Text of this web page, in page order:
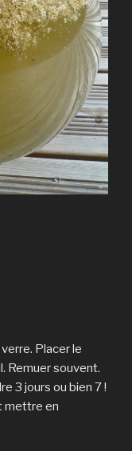
Placer le
Remuer souvent.
3 jours ou bien 7 !
mettre en